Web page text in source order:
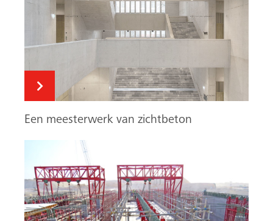
Een meesterwerk van zichtbeton